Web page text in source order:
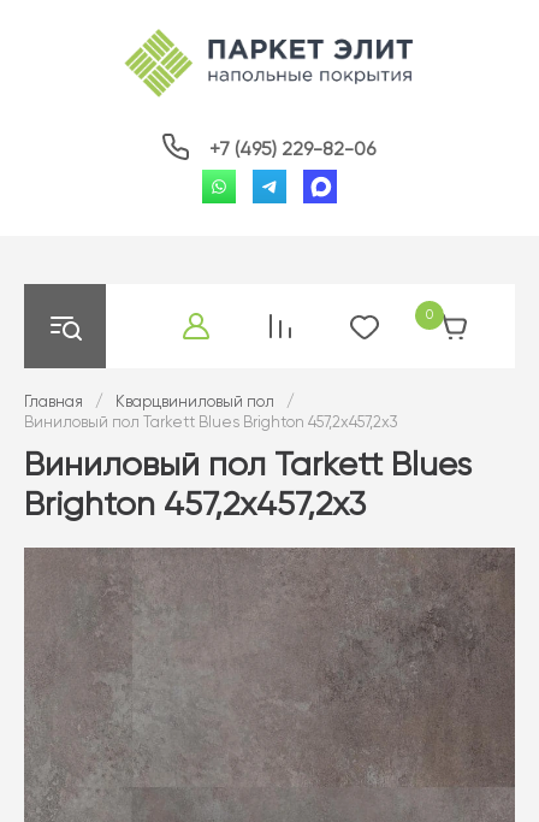
+7 (495) 229-82-06
0
Главная / Кварцвиниловый пол
/
Виниловый пол Tarkett Blues Brighton 457,2х457,2х3
Виниловый пол Tarkett Blues
Brighton 457,2х457,2х3